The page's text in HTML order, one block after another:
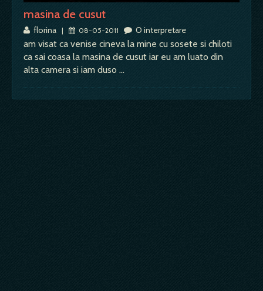
masina de cusut
florina | 08-05-2011 O interpretare
am visat ca venise cineva la mine cu sosete si chiloti
ca sai coasa la masina de cusut iar eu am luato din
alta camera si iam duso …